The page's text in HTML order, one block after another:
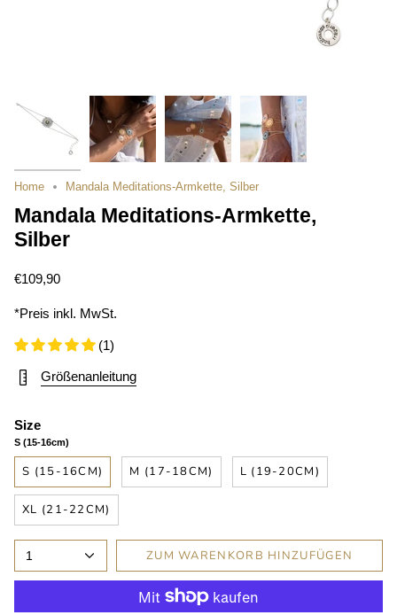
Home Mandala Meditations-Armkette, Silber
Mandala Meditations-Armkette,
Silber
€109,90
*Preis inkl. MwSt.
(1)
Größenanleitung
Size
S (15-16cm)
S (15-16CM) M (17-18CM) L (19-20CM)
XL (21-22CM)
1 ZUM WARENKORB HINZUFÜGEN